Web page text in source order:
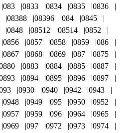
083 0833 0834 0835
0836
08388 08396 084
0845
0848 08512 08514
0852
0856 0857 0858 0859
086
0867 0868 0869 087
0875
0883 0884 0885
0887
0894 0895 0896
0897
0930 0940 0942
0943
0948 0949 095 0950
0952
0957 0959 096 0964
0965
0969 097 0972 0973
0974